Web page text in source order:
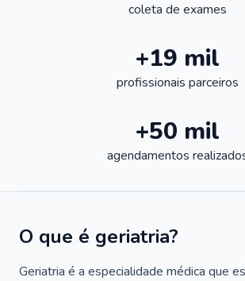
coleta de exames
+19 mil
profissionais parceiros
+50 mil
agendamentos
O que é geriatria?
Geriatria é a especialidade médica que